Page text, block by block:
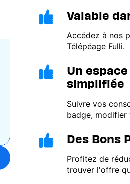
Image Valable
Accédez à nos
Télépéage Fulli.
Image
Un
simplifiée
Suivre vos
badge,
Image Des Bons
Profitez de
trouver l'offre